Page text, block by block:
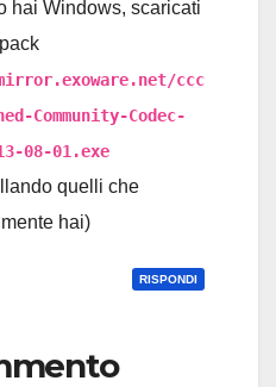
hai Windows, scaricati
ccc
Community-Codec-
08-01.exe
quelli che
hai)
RISPONDI